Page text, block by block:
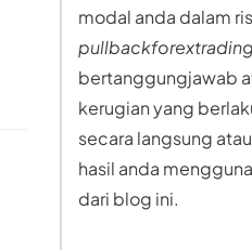
modal anda dalam
bertanggungjawab
kerugian yang
secara langsung
hasil anda
dari blog ini.